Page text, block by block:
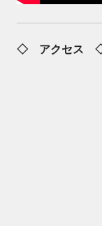
◇ アクセス